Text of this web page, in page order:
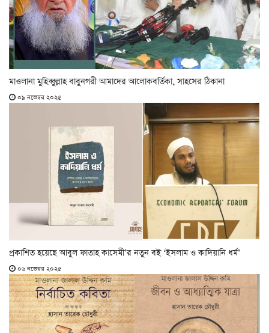
মাওলানা মুহিব্বুল্লাহ বাবুনগরী আমাদের আলোকবর্তিকা, সাহসের ঠিকানা
০৯ নভেম্বর ২০২৫
প্রকাশিত হয়েছে আবুল ফাতাহ কাসেমী’র নতুন বই ‘ইসলাম ও কাদিয়ানি ধর্ম’
০৬ নভেম্বর ২০২৫